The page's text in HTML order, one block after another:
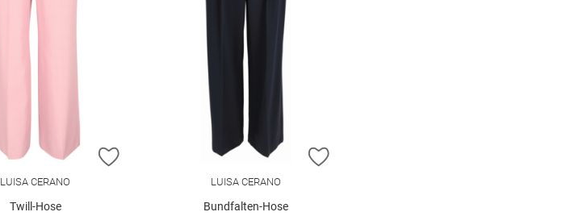
ZUR WUNSCHLISTE HINZUFÜGEN
LUISA CERANO
Twill-Hose
LUISA CERANO
Bundfalten-Hose